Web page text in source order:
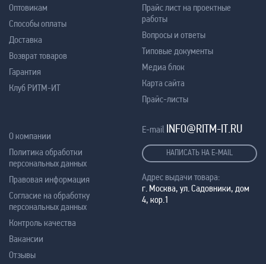
Оптовикам
Способы оплаты
Доставка
Возврат товаров
Гарантия
Клуб РИТМ-ИТ
Прайс лист на проектные
работы
Вопросы и ответы
Типовые документы
Медиа блок
Карта сайта
Прайс-листы
О компании
Политика обработки
персональных данных
Правовая информация
Согласие на обработку
персональных данных
Контроль качества
Вакансии
Отзывы
E-mail INFO@RITM-IT.RU
НАПИСАТЬ НА E-MAIL
Адрес выдачи товара:
г. Москва, ул. Садовники, дом
4, кор.1